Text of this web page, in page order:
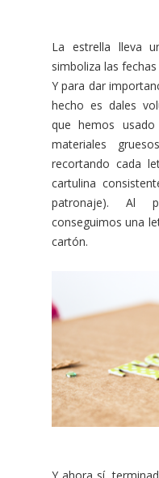
La estrella lleva
simboliza las
Y para dar
hecho es dales
que hemos
materiales
recortando cada
cartulina
patronaje). Al
conseguimos una
cartón.